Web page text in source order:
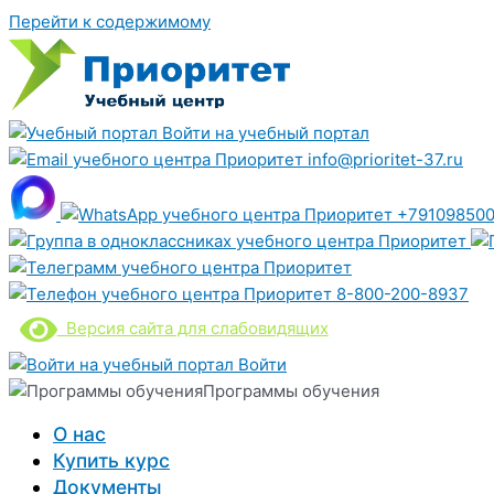
Перейти к содержимому
Войти на учебный портал
info@prioritet-37.ru
8-800-200-8937
Версия сайта для слабовидящих
Войти
Программы обучения
О нас
Купить курс
Документы